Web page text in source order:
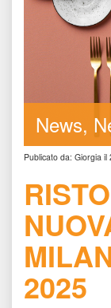
New
Publicato da: Giorgia
2025